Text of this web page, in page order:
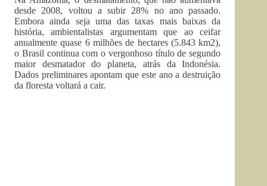
desde 2008, voltou a subir 28% no ano passado.
Embora ainda seja uma das taxas mais baixas da
história, ambientalistas argumentam que ao ceifar
anualmente quase 6 milhões de hectares (5.843 km2),
o Brasil continua com o vergonhoso título de segundo
maior desmatador do planeta, atrás da Indonésia.
Dados preliminares apontam que este ano a destruição
da floresta voltará a cair.